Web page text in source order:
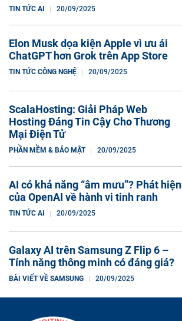
TIN TỨC AI 20/09/2025
Elon Musk dọa kiện Apple vì ưu ái
ChatGPT hơn Grok trên App Store
TIN TỨC CÔNG NGHỆ 20/09/2025
ScalaHosting: Giải Pháp Web
Hosting Đáng Tin Cậy Cho Thương
Mại Điện Tử
PHẦN MỀM & BẢO MẬT 20/09/2025
AI có khả năng “âm mưu”? Phát hiện
của OpenAI về hành vi tinh ranh
TIN TỨC AI 20/09/2025
Galaxy AI trên Samsung Z Flip 6 –
Tính năng thông minh có đáng giá?
BÀI VIẾT VỀ SAMSUNG 20/09/2025